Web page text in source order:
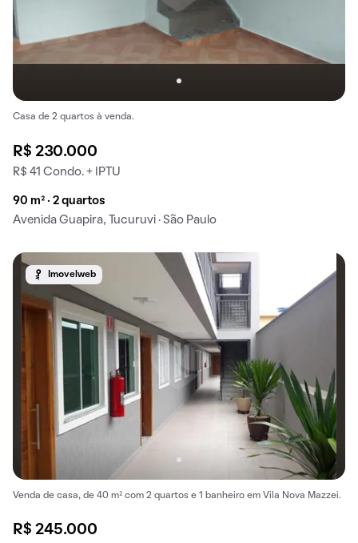
Casa de 2 quartos à venda.
R$ 230.000
R$ 41 Condo. + IPTU
90 m² · 2 quartos
Avenida Guapira, Tucuruvi · São Paulo
Imovelweb
Venda de casa, de 40 m² com 2 quartos e 1 banheiro em Vila Nova Mazzei.
R$ 245.000